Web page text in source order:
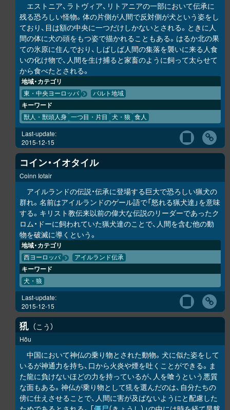
エストニア、ラトヴィア、リトアニアの一部において伝承に
残る恐ろしい怪物。体の片側が人間で反対側が犬という姿をし
ており、目は額の中央に一つだけしかないとされる。ときに人
間の体に犬の頭をもつ姿で描かれることもある。はるか北の果
ての氷原に住んでおり、しばしば人間の集落を襲いに来る人食
いの化け物で、人間を生け捕ると家畜のように飼って太らせて
から食べたとされる。
地域・カテゴリ
東・中央ヨーロッパ バルト地域
キーワード
獣人・獣頭人身 一つ目・片目 犬・狼 食人
Last-update:
2015-12-15
コイン・イオタイル
Coinn Iotair
アイルランドの伝説・伝承に登場する巨大で恐ろしい猟犬の
群れ。名前はアイルランドのゲール語で「怒れる猟犬達」を意味
する。キリスト教伝来以前の偉大な伝説のリーダーであったク
ロム・ドーに飼われていた猟犬達のことで、人間を含む他の動
物を破滅に導くという。
地域・カテゴリ
西ヨーロッパ アイルランド伝承
キーワード
犬・狼
Last-update:
2015-12-15
犼 こう
Hŏu
中国において神仏の乗り物とされた動物。犬に似た姿をして
いるが神通力を持ち、口から火炎や煙を吐くことができる。ま
た龍に負けないほどの力を持っているが、人を喰うという悪質
な面もある。神仏が乗り物として犼を選んだのは、自分たちの
傍に仕えさせることで、人間に害が及ばないようにと配慮した